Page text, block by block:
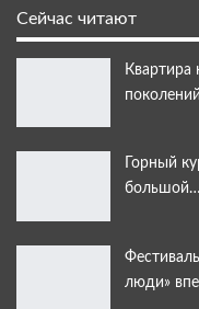
Сейчас читают
Квартира
Горный
большой…
люди»